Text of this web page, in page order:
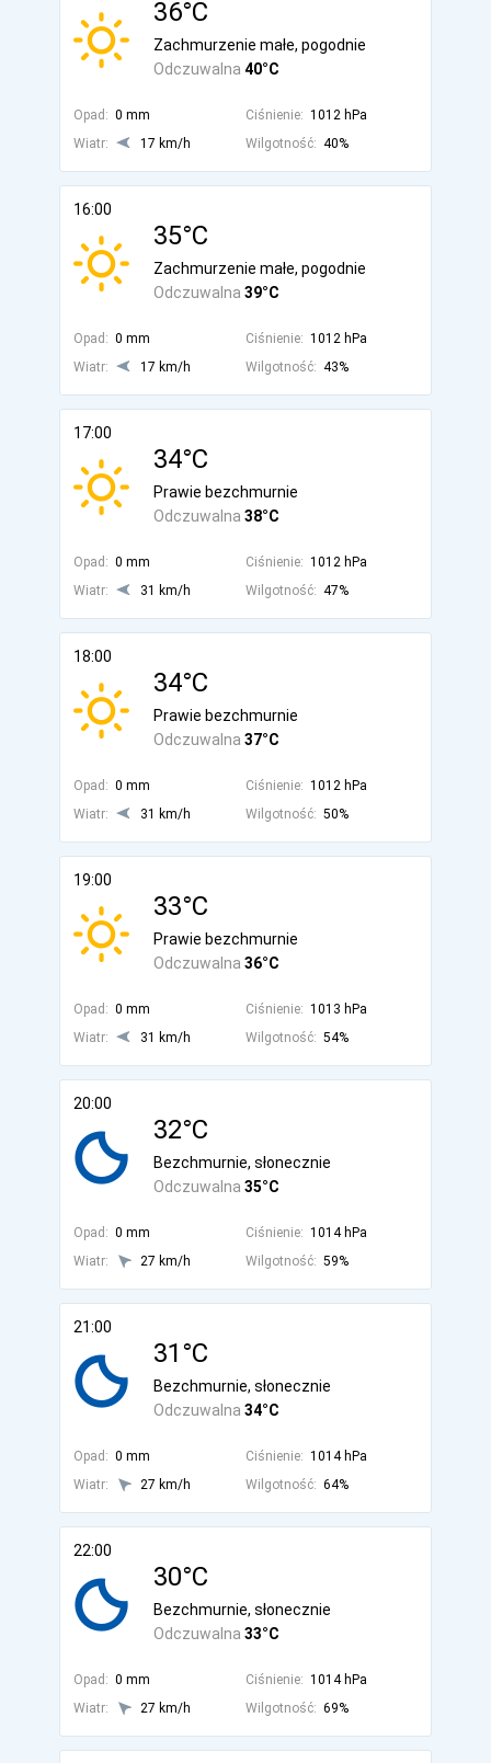
36°C
Odczuwalna 40°C
Zachmurzenie małe, pogodnie
Opad: 0 mm Ciśnienie: 1012 hPa
Wiatr:
17 km/h Wilgotność: 40%
16:00
35°C
Odczuwalna 39°C
Zachmurzenie małe, pogodnie
Opad: 0 mm Ciśnienie: 1012 hPa
Wiatr:
17 km/h Wilgotność: 43%
17:00
34°C
Odczuwalna 38°C
Prawie bezchmurnie
Opad: 0 mm Ciśnienie: 1012 hPa
Wiatr:
31 km/h Wilgotność: 47%
18:00
34°C
Odczuwalna 37°C
Prawie bezchmurnie
Opad: 0 mm Ciśnienie: 1012 hPa
Wiatr:
31 km/h Wilgotność: 50%
19:00
33°C
Odczuwalna 36°C
Prawie bezchmurnie
Opad: 0 mm Ciśnienie: 1013 hPa
Wiatr:
31 km/h Wilgotność: 54%
20:00
32°C
Odczuwalna 35°C
Bezchmurnie, słonecznie
Opad: 0 mm Ciśnienie: 1014 hPa
Wiatr:
27 km/h Wilgotność: 59%
21:00
31°C
Odczuwalna 34°C
Bezchmurnie, słonecznie
Opad: 0 mm Ciśnienie: 1014 hPa
Wiatr:
27 km/h Wilgotność: 64%
22:00
30°C
Odczuwalna 33°C
Bezchmurnie, słonecznie
Opad: 0 mm Ciśnienie: 1014 hPa
Wiatr:
27 km/h Wilgotność: 69%